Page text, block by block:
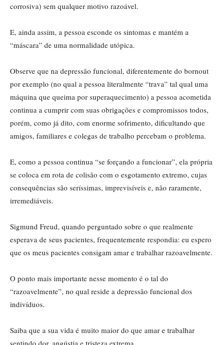
corrosiva) sem qualquer motivo razoável.
E, ainda assim, a pessoa esconde os sintomas e mantém a
“máscara” de uma normalidade utópica.
Observe que na depressão funcional, diferentemente do bornout
por exemplo (no qual a pessoa literalmente “trava” tal qual uma
máquina que queima por superaquecimento) a pessoa acometida
continua a cumprir com suas obrigações e compromissos todos,
porém, como já dito, com enorme sofrimento, dificultando que
amigos, familiares e colegas de trabalho percebam o problema.
E, como a pessoa continua “se forçando a funcionar”, ela própria
se coloca em rota de colisão com o esgotamento extremo, cujas
consequências são seríssimas, imprevisíveis e, não raramente,
irremediáveis.
Sigmund Freud, quando perguntado sobre o que realmente
esperava de seus pacientes, frequentemente respondia: eu espero
que os meus pacientes consigam amar e trabalhar razoavelmente.
O ponto mais importante nesse momento é o tal do
“razoavelmente”, no qual reside a depressão funcional dos
indivíduos.
Saiba que a sua vida é muito maior do que amar e trabalhar
sentindo dor, angústia e tristeza extrema.